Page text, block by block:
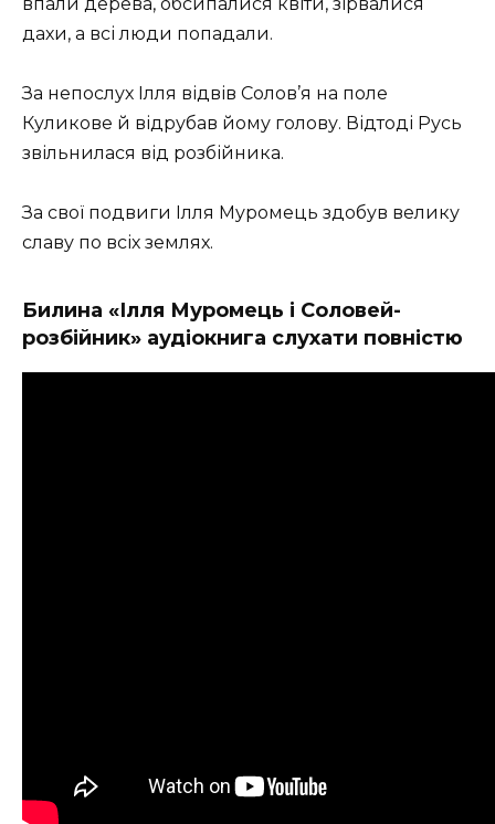
дахи, а всі люди попадали.
За непослух Ілля відвів Солов’я на поле
Куликове й відрубав йому голову. Відтоді Русь
звільнилася від розбійника.
За свої подвиги Ілля Муромець здобув велику
славу по всіх землях.
Билина «Ілля Муромець і Соловей-
розбійник» аудіокнига слухати повністю